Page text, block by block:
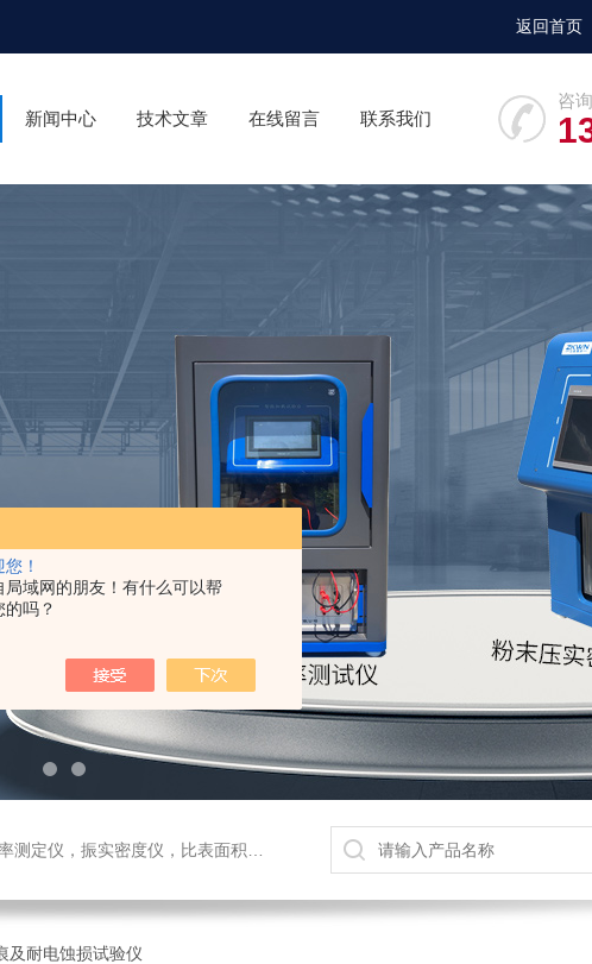
！
局域网的朋友！有什么可以帮
的吗？
返回首页
咨
新闻中心 技术文章 在线留言 联系我们
炭块热膨胀仪，炭块透气率仪，炭块二氧化碳反应测定仪
及耐电蚀损试验仪